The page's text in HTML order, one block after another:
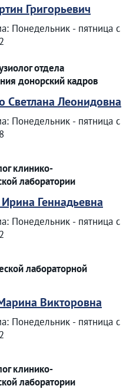
Григорьевич
Понедельник - пятница с
отдела
донорский кадров
Светлана Леонидовна
Понедельник - пятница с
клинико-
лаборатории
Геннадьевна
Понедельник - пятница с
лабораторной
Викторовна
Понедельник - пятница с
клинико-
лаборатории